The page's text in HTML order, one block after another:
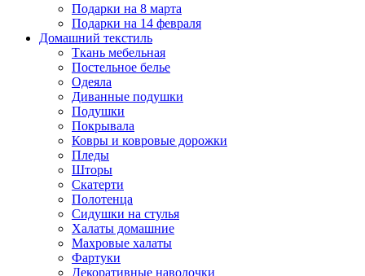
Подарки на 8 марта
Подарки на 14 февраля
Домашний текстиль
Ткань мебельная
Постельное белье
Одеяла
Диванные подушки
Подушки
Покрывала
Ковры и ковровые дорожки
Пледы
Шторы
Скатерти
Полотенца
Сидушки на стулья
Халаты домашние
Махровые халаты
Фартуки
Декоративные наволочки